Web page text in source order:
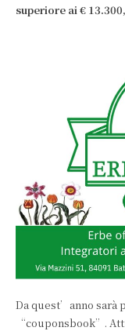
superiore ai €
Da quest’anno
“couponsbook”.